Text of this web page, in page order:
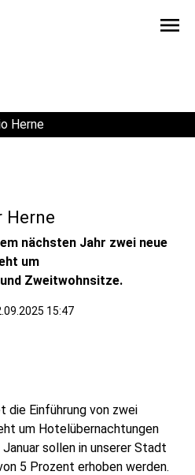
menu
Herne
Herne
nächsten Jahr zwei neue
um
Zweitwohnsitze.
15:47
die Einführung von zwei
um Hotelübernachtungen
sollen in unserer Stadt
5 Prozent erhoben werden.